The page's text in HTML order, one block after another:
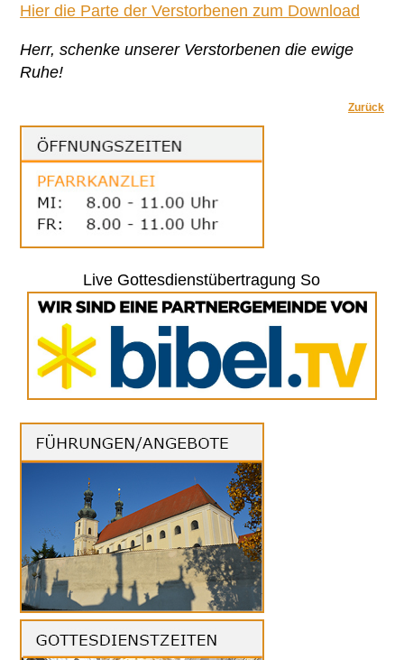
Hier die Parte der Verstorbenen zum Download
Herr, schenke unserer Verstorbenen dieewige
Ruhe!
Zurück
Live Gottesdienstübertragung So